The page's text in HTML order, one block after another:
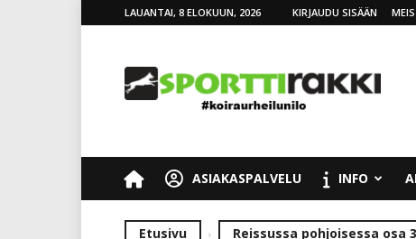
LAUANTAI, 8 ELOKUUN, 2026 KIRJAUDU SISÄÄN
ASIAKASPALVELU INFO
Etusivu Reissussa pohjoisessa osa